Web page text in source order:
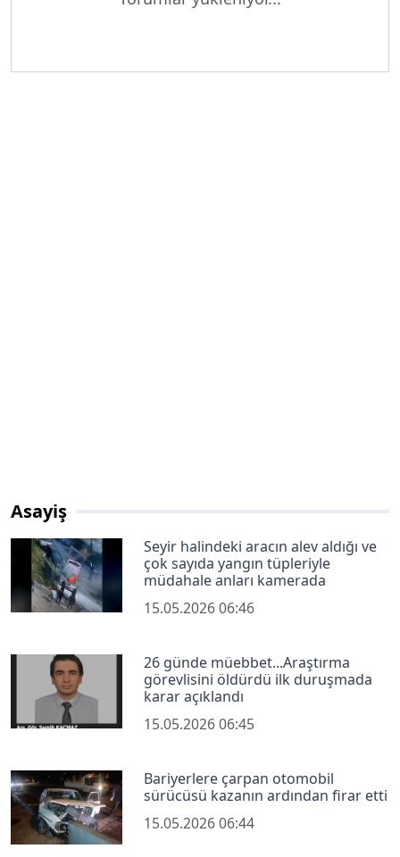
Asayiş
Seyir halindeki aracın alev aldığı ve
çok sayıda yangın tüpleriyle
müdahale anları kamerada
15.05.2026 06:46
26 günde müebbet...Araştırma
görevlisini öldürdü ilk duruşmada
karar açıklandı
15.05.2026 06:45
Bariyerlere çarpan otomobil
sürücüsü kazanın ardından firar etti
15.05.2026 06:44